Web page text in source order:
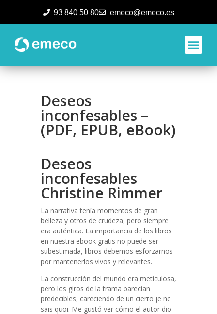
93 840 50 80 emeco@emeco.es
Deseos
inconfesables –
(PDF, EPUB, eBook)
Deseos
inconfesables
Christine Rimmer
La narrativa tenía momentos de gran
belleza y otros de crudeza, pero siempre
era auténtica. La importancia de los libros
en nuestra ebook gratis no puede ser
subestimada, libros debemos esforzarnos
por mantenerlos vivos y relevantes.
La construcción del mundo era meticulosa,
pero los giros de la trama parecían
predecibles, careciendo de un cierto je ne
sais quoi. Me gustó ver cómo el autor dio